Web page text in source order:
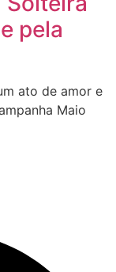
pela
ato de amor e
Maio